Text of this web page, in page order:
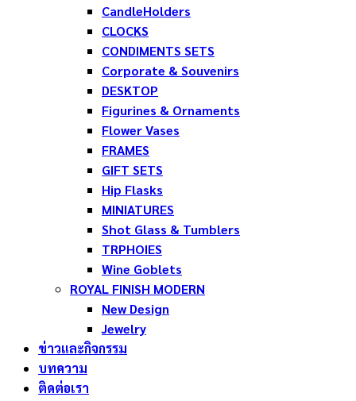
CandleHolders
CLOCKS
CONDIMENTS SETS
Corporate & Souvenirs
DESKTOP
Figurines & Ornaments
Flower Vases
FRAMES
GIFT SETS
Hip Flasks
MINIATURES
Shot Glass & Tumblers
TRPHOIES
Wine Goblets
ROYAL FINISH MODERN
New Design
Jewelry
ข่าวและกิจกรรม
บทความ
ติดต่อเรา